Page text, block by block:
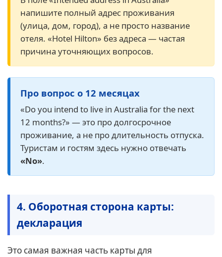
напишите полный адрес проживания
(улица, дом, город), а не просто название
отеля. «Hotel Hilton» без адреса — частая
причина уточняющих вопросов.
Про вопрос о 12 месяцах
«Do you intend to live in Australia for the next
12 months?» — это про долгосрочное
проживание, а не про длительность отпуска.
Туристам и гостям здесь нужно отвечать
«No».
4. Оборотная сторона карты:
декларация
Это самая важная часть карты для